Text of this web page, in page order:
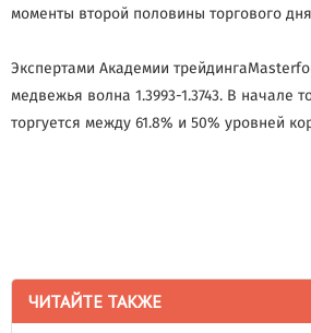
ЧИТАЙТЕ ТАКЖЕ
моменты второй половины торгового
Экспертами Академии
медвежья волна 1.3993-1.3743. В
торгуется между 61.8% и 50% уровней